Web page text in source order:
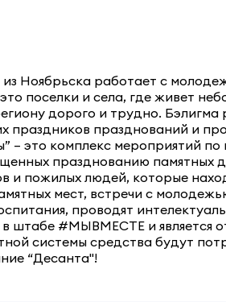
Ноябрьска работает с
поселки и села, где живет
дорого и трудно.
праздников празднований и
– это комплекс мероприятий
празднованию памятных
и пожилых людей, которые
мест, встречи с
проводят
в штабе #МЫВМЕСТЕ и
системы средства будут
“Десанта"!